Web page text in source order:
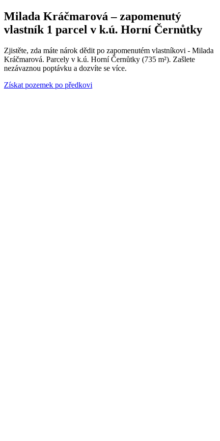
Milada Kráčmarová – zapomenutý
vlastník 1 parcel v k.ú. Horní Černůtky
Zjistěte, zda máte nárok dědit po zapomenutém vlastníkovi - Milada
Kráčmarová. Parcely v k.ú. Horní Černůtky (735 m²). Zašlete
nezávaznou poptávku a dozvíte se více.
Získat pozemek po předkovi